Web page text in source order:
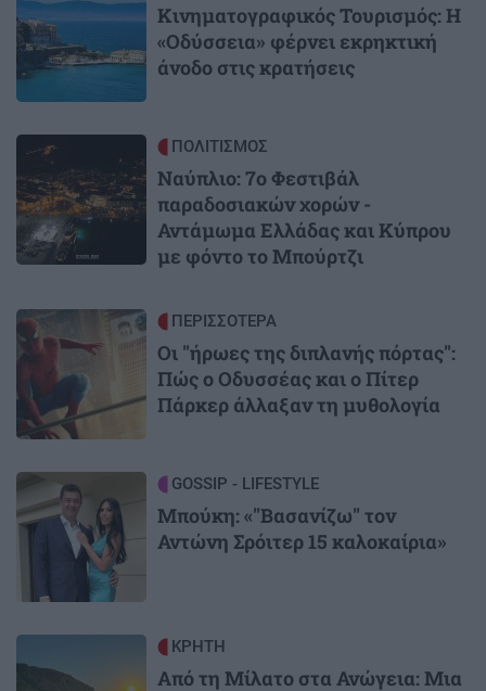
Κινηματογραφικός Τουρισμός: Η
«Οδύσσεια» φέρνει εκρηκτική
άνοδο στις κρατήσεις
Image ΠΟΛΙΤΙΣΜΟΣ
Ναύπλιο: 7ο Φεστιβάλ
παραδοσιακών χορών -
Αντάμωμα Ελλάδας και Κύπρου
με φόντο το Μπούρτζι
Image ΠΕΡΙΣΣΟΤΕΡΑ
Οι "ήρωες της διπλανής πόρτας":
Πώς ο Οδυσσέας και ο Πίτερ
Πάρκερ άλλαξαν τη μυθολογία
Image GOSSIP - LIFESTYLE
Μπούκη: «"Βασανίζω" τον
Αντώνη Σρόιτερ 15 καλοκαίρια»
ΚΡΗΤΗ
Από τη Μίλατο στα Ανώγεια: Μια